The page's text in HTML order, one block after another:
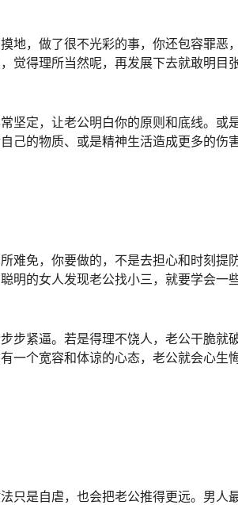
地，做了很不光彩的事，你还包容罪恶
觉得理所当然呢，再发展下去就敢明目
坚定，让老公明白你的原则和底线。或
己的物质、或是精神生活造成更多的伤害
难免，你要做的，不是去担心和时刻提
明的女人发现老公找小三，就要学会一
步紧逼。若是得理不饶人，老公干脆就
一个宽容和体谅的心态，老公就会心生
只是自虐，也会把老公推得更远。男人